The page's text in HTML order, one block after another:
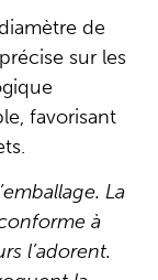
de
sur les
favorisant
La
à
l’adorent.